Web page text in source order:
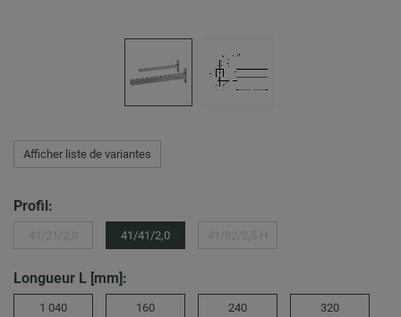
Afficher liste de variantes
Profil:
41/41/2,0
Longueur L [mm]:
1 040 160 240 320